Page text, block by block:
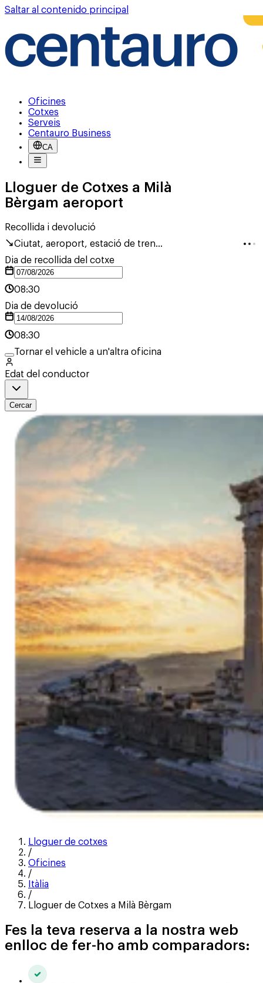
Saltar al contenido principal
Oficines
Cotxes
Serveis
Centauro Business
CA
Lloguer de Cotxes a Milà
Bèrgam aeroport
Recollida i devolució
Ciutat, aeroport, estació de tren...
Dia de recollida del cotxe
08:30
Dia de devolució
08:30
Tornar el vehicle a un'altra oficina
Edat del conductor
Cercar
Lloguer de cotxes
/
Oficines
/
Itàlia
/
Lloguer de Cotxes a Milà Bèrgam
Fes la teva reserva a la nostra web
enlloc de fer-ho amb comparadors: